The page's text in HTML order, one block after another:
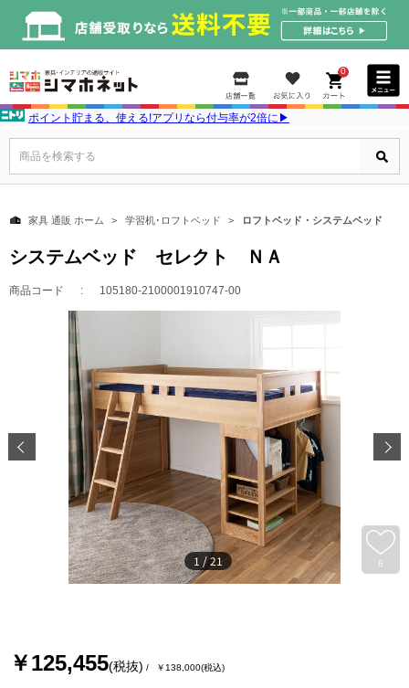
0
ポイント貯まる、使える!アプリなら付与率が2倍に▶
商品を検索する
家具 通販 ホーム 学習机･ロフトベッド ロフトベッド・システムベッド
システムベッド セレクト ＮＡ
商品コード 105180-2100001910747-00
6
1 /21
￥125,455(税抜) ￥138,000(税込)